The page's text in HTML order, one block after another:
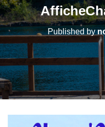
Published by